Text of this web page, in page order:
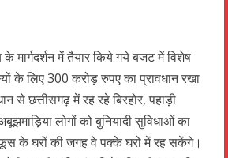
मार्गदर्शन में तैयार किये गये बजट में विशेष
के लिए 300 करोड़ रुपए का प्रावधान रखा
से छत्तीसगढ़ में रह रहे बिरहोर, पहाड़ी
लोगों को बुनियादी सुविधाओं का
के घरों की जगह वे पक्के घरों में रह सकेंगे।